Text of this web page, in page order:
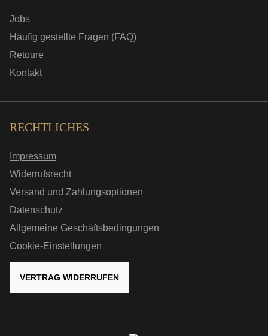
Jobs
Häufig gestellte Fragen (FAQ)
Retoure
Kontakt
RECHTLICHES
Impressum
Widerrufsrecht
Versand und Zahlungsoptionen
Datenschutz
Allgemeine Geschäftsbedingungen
Cookie-Einstellungen
VERTRAG WIDERRUFEN